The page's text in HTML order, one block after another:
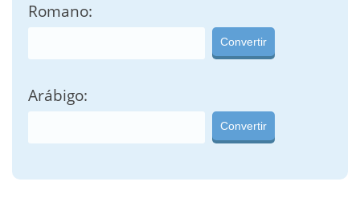
Romano:
Convertir
Arábigo:
Convertir